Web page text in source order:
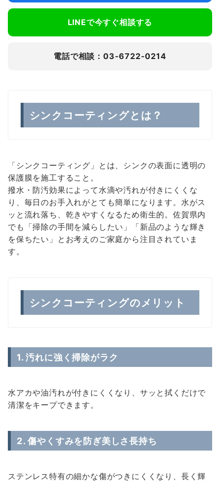
LINEで今すぐ相談する
電話で相談：03-6722-0214
シンクコーティングとは？
「シンクコーティング」とは、シンクの表面に透明の
保護膜を施工すること。
撥水・防汚効果によって水滴や汚れが付きにくくな
り、毎日のお手入れがとても簡単になります。水がス
ッと流れ落ち、乾きやすくなるため衛生的。佐賀県内
でも「掃除の手間を減らしたい」「新品のような輝き
を保ちたい」とお考えのご家庭から注目されていま
す。
シンクコーティングのメリット
1. 汚れに強く掃除がラク
水アカや油汚れが付きにくくなり、サッと拭くだけで
清潔をキープできます。
2. 傷やくすみを防ぎ美しさ長持ち
ステンレス特有の細かな傷がつきにくくなり、長く輝